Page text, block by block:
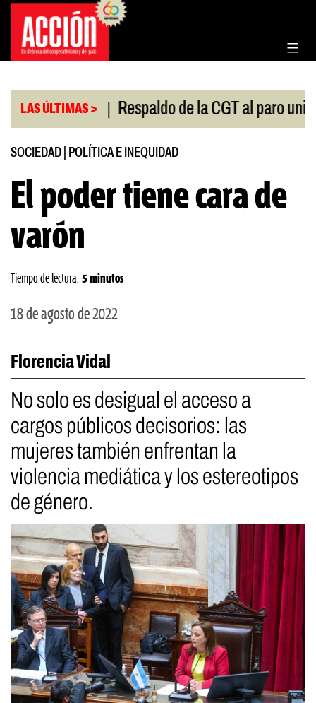
Saltar
contenido
LAS ÚLTIMAS >
| Respaldo de la CGT al paro
SOCIEDAD POLÍTICA E INEQUIDAD
El poder tiene cara de
varón
Tiempo de lectura: 5 minutos
18 de agosto de 2022
Florencia Vidal
No solo es desigual el acceso a
cargos públicos decisorios: las
mujeres también enfrentan la
violencia mediática y los estereotipos
de género.